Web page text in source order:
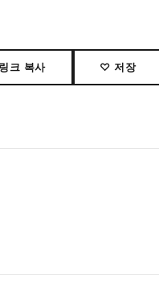
링크 복사 ♡ 저장